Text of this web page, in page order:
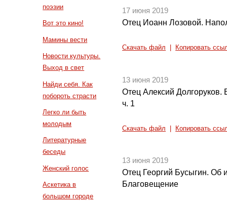
поэзии
Вот это кино!
Мамины вести
Новости культуры.
Выход в свет
Найди себя. Как
побороть страсти
Легко ли быть
молодым
Литературные
беседы
Женский голос
Аскетика в
большом городе
17 июня 2019
Отец Иоанн Лозовой.
Скачать файл Копировать
13 июня 2019
Отец Алексий Долгоруков.
ч. 1
Скачать файл Копировать
13 июня 2019
Отец Георгий Бусыгин. Об
Благовещение